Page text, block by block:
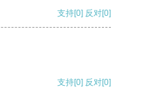
支持[0] 反对[0]
支持[0] 反对[0]